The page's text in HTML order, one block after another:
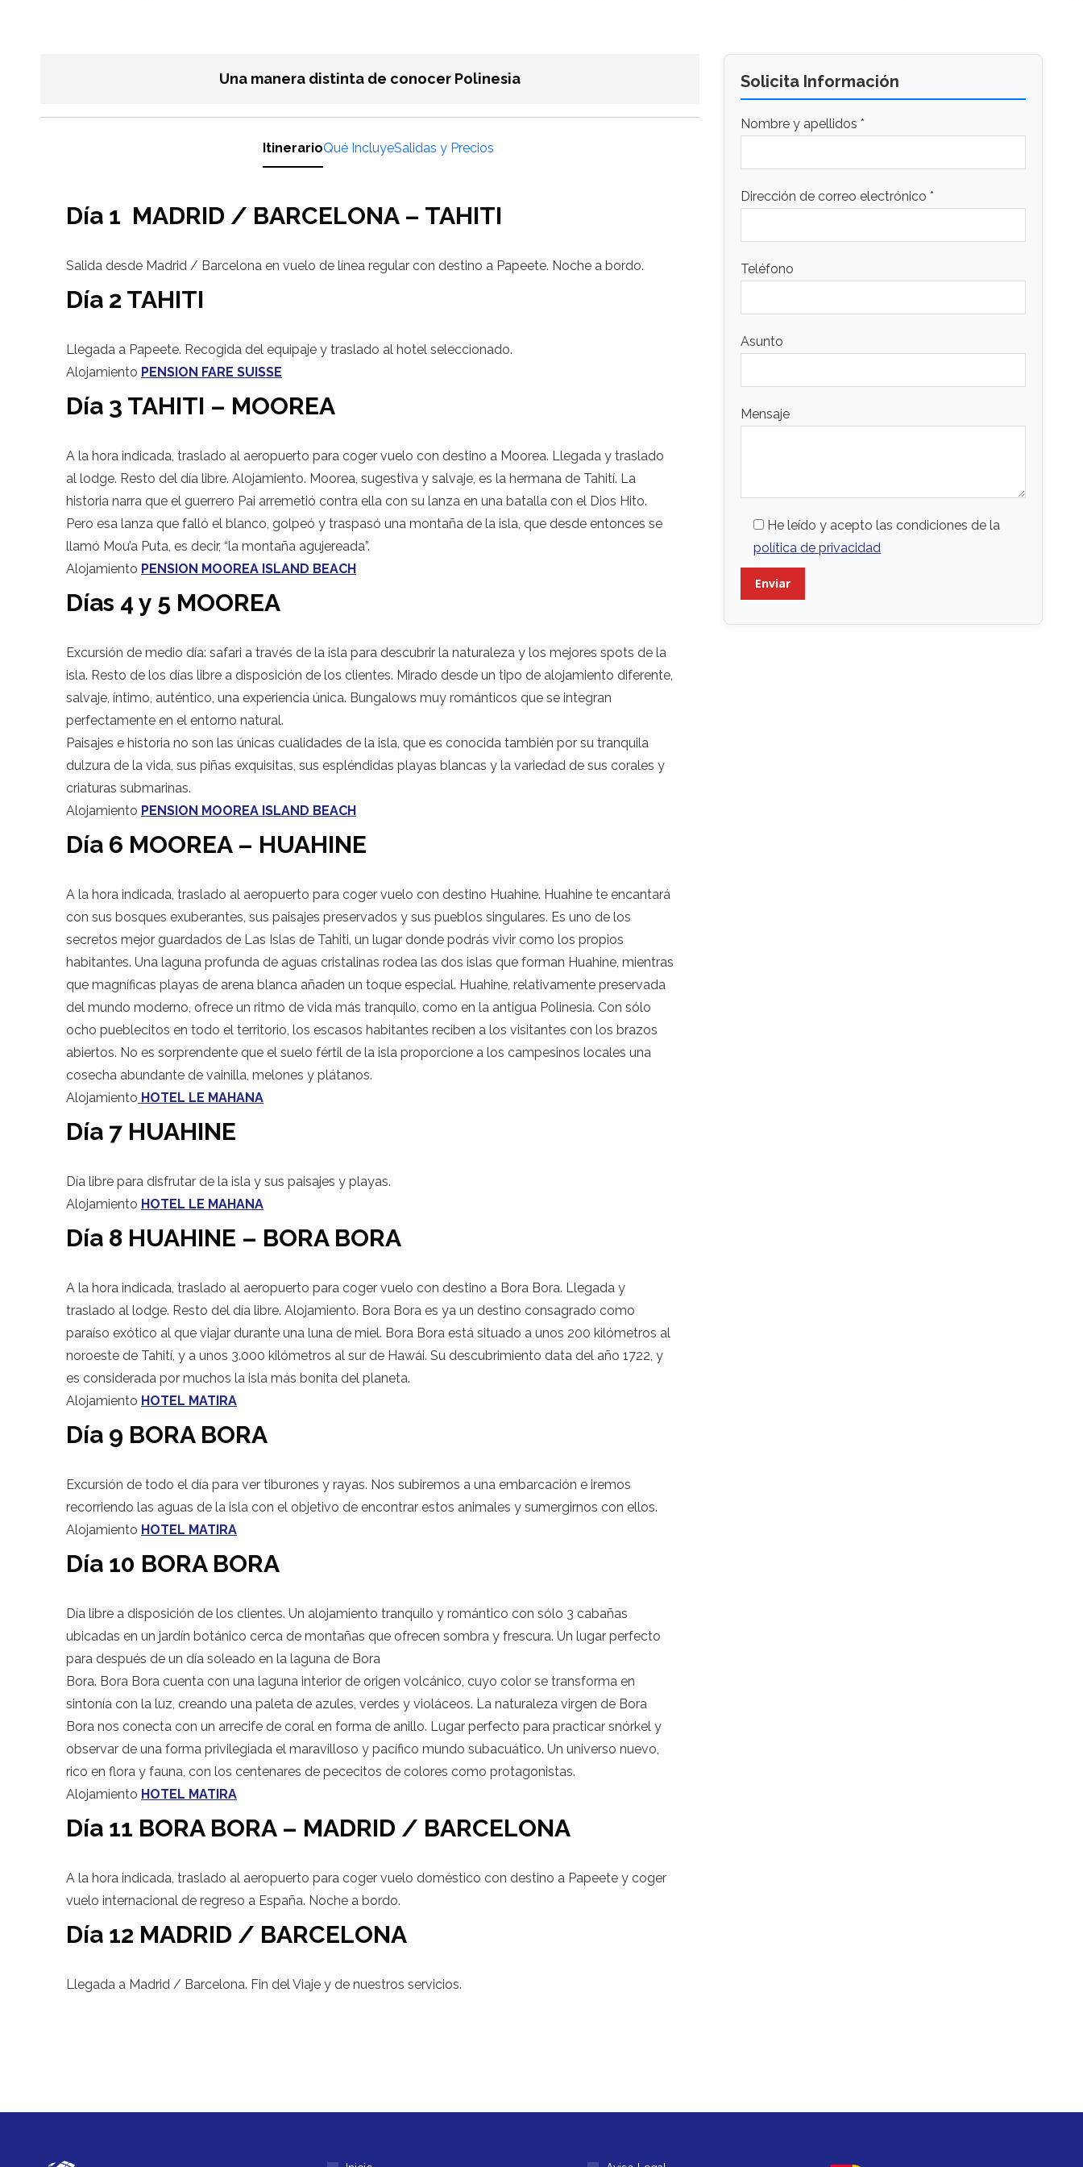
Una manera distinta de conocer Polinesia
ItinerarioQué IncluyeSalidas y Precios
Día 1 MADRID / BARCELONA – TAHITI
Salida desde Madrid / Barcelona en vuelo de línea regular con destino a Papeete. Noche a bordo.
Día 2 TAHITI
Llegada a Papeete. Recogida del equipaje y traslado al hotel seleccionado.
Alojamiento PENSION FARE SUISSE
Día 3 TAHITI – MOOREA
A la hora indicada, traslado al aeropuerto para coger vuelo con destino a Moorea. Llegada y traslado
al lodge. Resto del día libre. Alojamiento. Moorea, sugestiva y salvaje, es la hermana de Tahití. La
historia narra que el guerrero Pai arremetió contra ella con su lanza en una batalla con el Dios Hito.
Pero esa lanza que falló el blanco, golpeó y traspasó una montaña de la isla, que desde entonces se
llamó Mou’a Puta, es decir, “la montaña agujereada”.
Alojamiento PENSION MOOREA ISLAND BEACH
Días 4 y 5 MOOREA
Excursión de medio día: safari a través de la isla para descubrir la naturaleza y los mejores spots de la
isla. Resto de los días libre a disposición de los clientes. Mirado desde un tipo de alojamiento diferente,
salvaje, íntimo, auténtico, una experiencia única. Bungalows muy románticos que se integran
perfectamente en el entorno natural.
Paisajes e historia no son las únicas cualidades de la isla, que es conocida también por su tranquila
dulzura de la vida, sus piñas exquisitas, sus espléndidas playas blancas y la variedad de sus corales y
criaturas submarinas.
Alojamiento PENSION MOOREA ISLAND BEACH
Día 6 MOOREA – HUAHINE
A la hora indicada, traslado al aeropuerto para coger vuelo con destino Huahine. Huahine te encantará
con sus bosques exuberantes, sus paisajes preservados y sus pueblos singulares. Es uno de los
secretos mejor guardados de Las Islas de Tahiti, un lugar donde podrás vivir como los propios
habitantes. Una laguna profunda de aguas cristalinas rodea las dos islas que forman Huahine, mientras
que magníficas playas de arena blanca añaden un toque especial. Huahine, relativamente preservada
del mundo moderno, ofrece un ritmo de vida más tranquilo, como en la antigua Polinesia. Con sólo
ocho pueblecitos en todo el territorio, los escasos habitantes reciben a los visitantes con los brazos
abiertos. No es sorprendente que el suelo fértil de la isla proporcione a los campesinos locales una
cosecha abundante de vainilla, melones y plátanos.
Alojamiento HOTEL LE MAHANA
Día 7 HUAHINE
Día libre para disfrutar de la isla y sus paisajes y playas.
Alojamiento HOTEL LE MAHANA
Día 8 HUAHINE – BORA BORA
A la hora indicada, traslado al aeropuerto para coger vuelo con destino a Bora Bora. Llegada y
traslado al lodge. Resto del día libre. Alojamiento. Bora Bora es ya un destino consagrado como
paraíso exótico al que viajar durante una luna de miel. Bora Bora está situado a unos 200 kilómetros al
noroeste de Tahití, y a unos 3.000 kilómetros al sur de Hawái. Su descubrimiento data del año 1722, y
es considerada por muchos la isla más bonita del planeta.
Alojamiento HOTEL MATIRA
Día 9 BORA BORA
Excursión de todo el día para ver tiburones y rayas. Nos subiremos a una embarcación e iremos
recorriendo las aguas de la isla con el objetivo de encontrar estos animales y sumergirnos con ellos.
Alojamiento HOTEL MATIRA
Día 10 BORA BORA
Día libre a disposición de los clientes. Un alojamiento tranquilo y romántico con sólo 3 cabañas
ubicadas en un jardín botánico cerca de montañas que ofrecen sombra y frescura. Un lugar perfecto
para después de un día soleado en la laguna de Bora
Bora. Bora Bora cuenta con una laguna interior de origen volcánico, cuyo color se transforma en
sintonía con la luz, creando una paleta de azules, verdes y violáceos. La naturaleza virgen de Bora
Bora nos conecta con un arrecife de coral en forma de anillo. Lugar perfecto para practicar snórkel y
observar de una forma privilegiada el maravilloso y pacífico mundo subacuático. Un universo nuevo,
rico en flora y fauna, con los centenares de pececitos de colores como protagonistas.
Alojamiento HOTEL MATIRA
Día 11 BORA BORA – MADRID / BARCELONA
A la hora indicada, traslado al aeropuerto para coger vuelo doméstico con destino a Papeete y coger
vuelo internacional de regreso a España. Noche a bordo.
Día 12 MADRID / BARCELONA
Llegada a Madrid / Barcelona. Fin del Viaje y de nuestros servicios.
Solicita Información
Nombre y apellidos *
Dirección de correo electrónico *
Teléfono
Asunto
Mensaje
He leído y acepto las condiciones de la
política de privacidad